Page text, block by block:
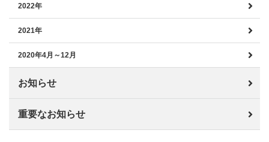
2022年
2021年
2020年4月～12月
お知らせ
重要なお知らせ